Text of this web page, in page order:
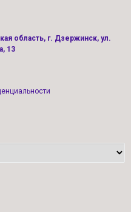
область, г. Дзержинск, ул.
13